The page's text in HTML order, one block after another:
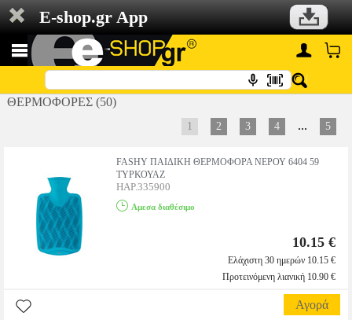
E-shop.gr App
ΘΕΡΜΟΦΟΡΕΣ (50)
1 2 3 4 ... 5
FASHY ΠΑΙΔΙΚΗ ΘΕΡΜΟΦΟΡΑ ΝΕΡΟΥ 6404 59
ΤΥΡΚΟΥΑΖ
HAP.335900
Αμεσα διαθέσιμο
10.15 €
Ελάχιστη 30 ημερών 10.15 €
Προτεινόμενη λιανική 10.90 €
Αγορά